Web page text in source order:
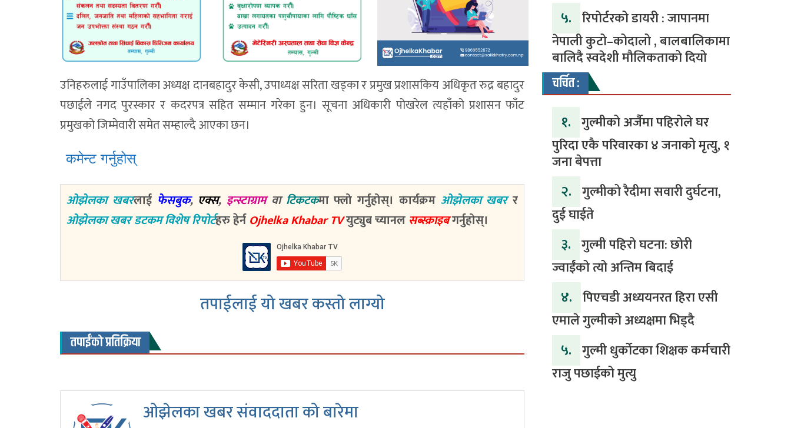
उनिहरुलाई गाउँपालिका अध्यक्ष दानबहादुर केसी, उपाध्यक्ष सरिता खड्का र प्रमुख प्रशासकिय अधिकृत रुद्र बहादुर
पछाईले नगद पुरस्कार र कदरपत्र सहित सम्मान गरेका हुन। सूचना अधिकारी पोखरेल त्यहाँको प्रशासन फाँट
प्रमुखको जिम्मेवारी समेत सम्हाल्दै आएका छन।
कमेन्ट गर्नुहोस्
ओझेलका खबरलाई फेसबुक, एक्स, इन्स्टाग्रामवाटिकटकमा फ्लो गर्नुहोस्। कार्यक्रम ओझेलका खबरर
ओझेलका खबर डटकम विशेष रिपोर्टहरु हेर्नOjhelka Khabar TVयुट्युब च्यानल सब्स्क्राइबगर्नुहोस्।
तपाईलाई यो खबर कस्तो लाग्यो
तपाईंको प्रतिक्रिया
ओझेलका खबर संवाददाता को बारेमा
५. रिपोर्टरको डायरी : जापानमा
नेपाली कुटो–कोदालो , बालबालिकामा
बालिदै स्वदेशी मौलिकताको दियो
चर्चित :
१. गुल्मीको अर्जैमा पहिरोले घर
पुरिदा एकै परिवारका ४ जनाको मृत्यु, १
जना बेपत्ता
२. गुल्मीको रैदीमा सवारी दुर्घटना,
दुई घाईते
३. गुल्मी पहिरो घटना: छोरी
ज्वाईंको त्यो अन्तिम बिदाई
४. पिएचडी अध्ययनरत हिरा एसी
एमाले गुल्मीको अध्यक्षमा भिड्दै
५. गुल्मी धुर्कोटका शिक्षक कर्मचारी
राजु पछाईको मुत्यु